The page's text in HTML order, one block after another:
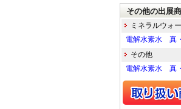
その他の出展
ミネラルウォ
電解水素水 真
その他
電解水素水 真